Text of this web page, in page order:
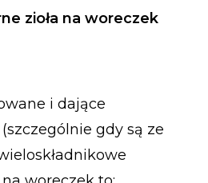
zioła na woreczek
i dające
gdy są ze